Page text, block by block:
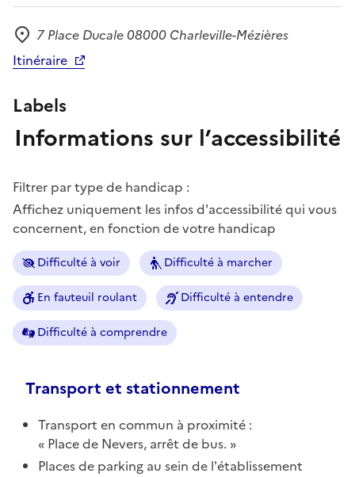
Adresse
7 Place Ducale 08000 Charleville-Mézières
Itinéraire
Labels
Informations sur l’accessibilité
Filtrer par type de handicap :
Affichez uniquement les infos d'accessibilité qui vous
concernent, en fonction de votre handicap
Difficulté à voir Difficulté à marcher
En fauteuil roulant Difficulté à entendre
Difficulté à comprendre
Transport et stationnement
Transport en commun à proximité :
Place de Nevers, arrêt de bus.
Places de parking au sein de l'établissement